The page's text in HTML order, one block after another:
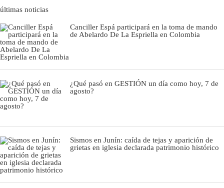
últimas noticias
Canciller Espá participará en la toma de mando
de Abelardo De La Espriella en Colombia
¿Qué pasó en GESTIÓN un día como hoy, 7 de
agosto?
Sismos en Junín: caída de tejas y aparición de
grietas en iglesia declarada patrimonio histórico